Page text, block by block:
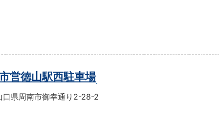
営徳山駅西駐車場
口県周南市御幸通り2-28-2